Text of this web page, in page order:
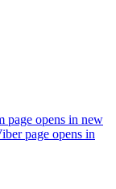
page opens in new
page opens in